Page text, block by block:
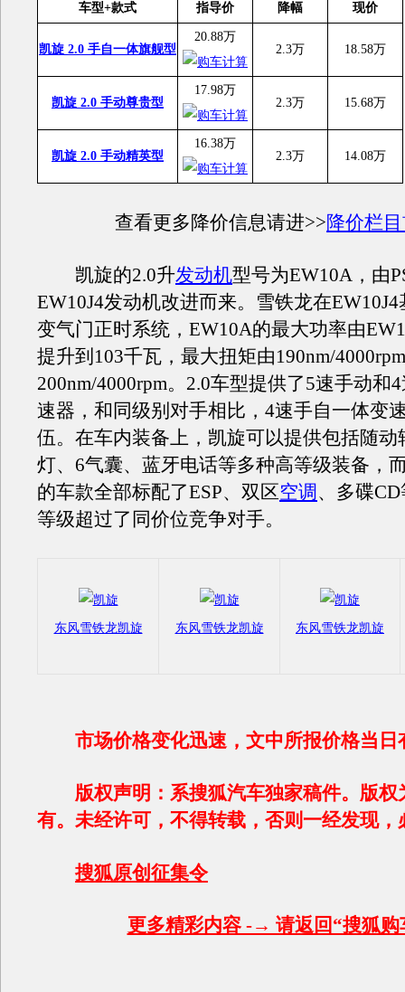
车型+款式 指导价 降幅 现价
凯旋 2.0 手自一体旗舰型
20.88万
2.3万
18.58万
凯旋 2.0 手动尊贵型
17.98万
2.3万
15.68万
凯旋 2.0 手动精英型
16.38万
2.3万
14.08万
查看更多降价信息请进>>降价栏
凯旋的2.0升发动机型号为EW10A，由
EW10J4发动机改进而来。雪铁龙在
变气门正时系统，EW10A的最大功率由
提升到103千瓦，最大扭矩由190nm/
200nm/4000rpm。2.0车型提供了5速手动和
速器，和同级别对手相比，4速手自一体变
伍。在车内装备上，凯旋可以提供包括随动
灯、6气囊、蓝牙电话等多种高等级装备，
的车款全部标配了ESP、双区空调 、多碟
等级超过了同价位竞争对手。
东风雪铁龙凯旋 东风雪铁龙凯旋 东风雪铁龙凯旋
市场价格变化迅速，文中所报价格当日
版权声明：系搜狐汽车独家稿件。版权
有。未经许可，不得转载，否则一经发现，
搜狐原创征集令
更多精彩内容 -→ 请返回“搜狐购